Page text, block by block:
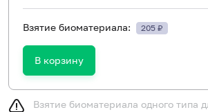
Взятие биоматериала: 205 ₽
В корзину
Взятие биоматериала одного типа